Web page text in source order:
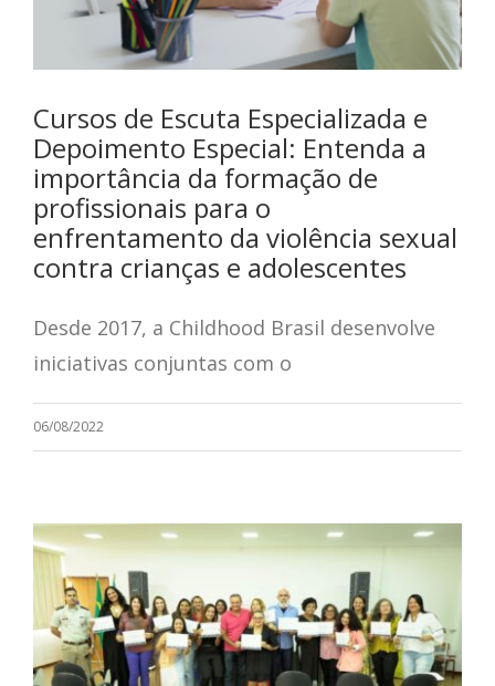
Cursos de Escuta Especializada e
Depoimento Especial: Entenda a
importância da formação de
profissionais para o
enfrentamento da violência sexual
contra crianças e adolescentes
Desde 2017, a Childhood Brasil desenvolve
iniciativas conjuntas com o
06/08/2022